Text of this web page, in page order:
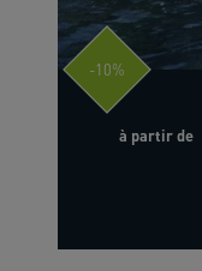
-10%
à partir de